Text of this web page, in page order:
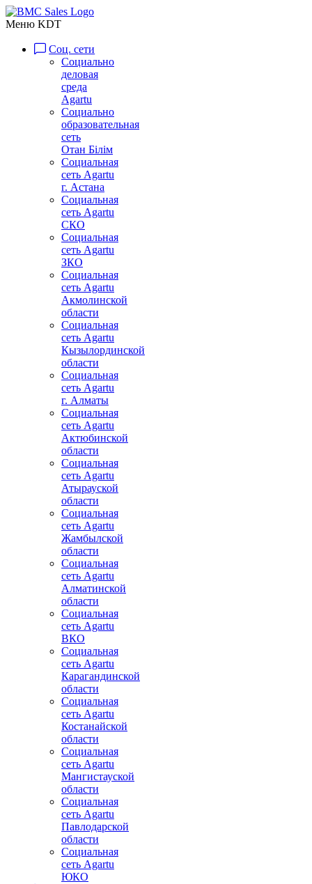
Меню KDT
Соц. сети
Социально
деловая
среда
Agartu
Социально
образовательная
сеть
Отан Бiлiм
Социальная
сеть Agartu
г. Астана
Социальная
сеть Agartu
СКО
Социальная
сеть Agartu
ЗКО
Социальная
сеть Agartu
Акмолинской
области
Социальная
сеть Agartu
Кызылординской
области
Социальная
сеть Agartu
г. Алматы
Социальная
сеть Agartu
Актюбинской
области
Социальная
сеть Agartu
Атырауской
области
Социальная
сеть Agartu
Жамбылской
области
Социальная
сеть Agartu
Алматинской
области
Социальная
сеть Agartu
ВКО
Социальная
сеть Agartu
Карагандинской
области
Социальная
сеть Agartu
Костанайской
области
Социальная
сеть Agartu
Мангистауской
области
Социальная
сеть Agartu
Павлодарской
области
Социальная
сеть Agartu
ЮКО